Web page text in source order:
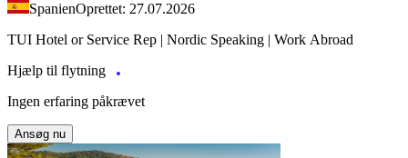
SpanienOprettet: 27.07.2026
TUI Hotel or Service Rep | Nordic Speaking | Work Abroad
Hjælp til flytning
Ingen erfaring påkrævet
Ansøg nu